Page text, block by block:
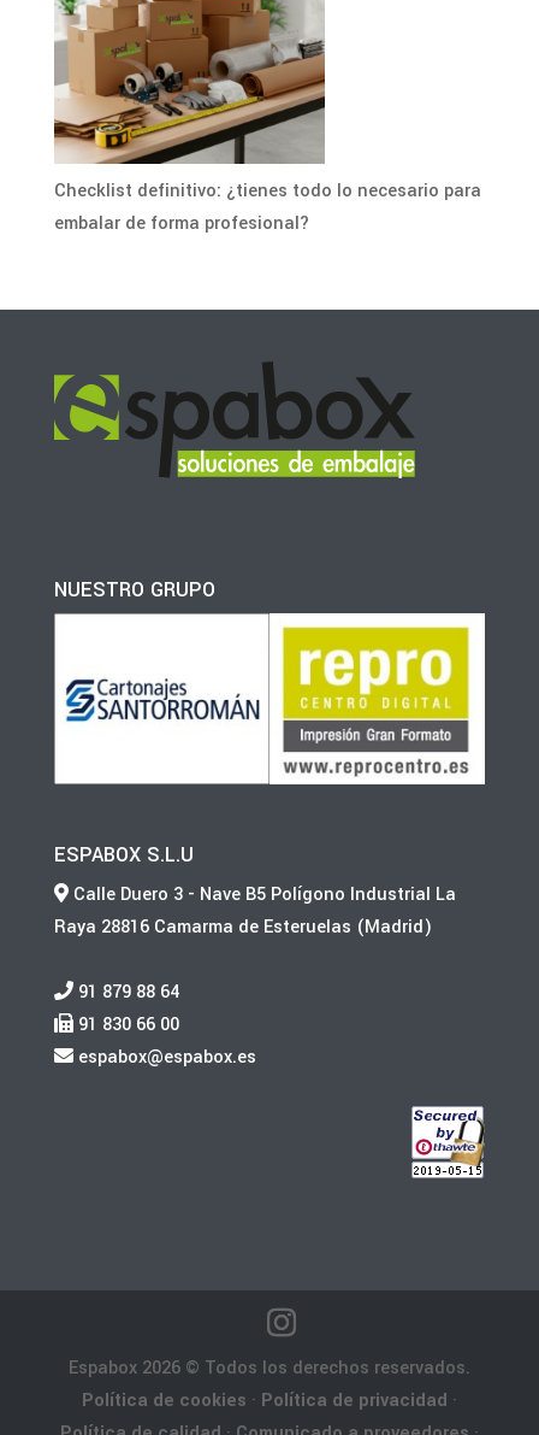
Checklist definitivo: ¿tienes todo lo necesario para
embalar de forma profesional?
NUESTRO GRUPO
ESPABOX S.L.U
Calle Duero 3 - Nave B5 Polígono Industrial La
Raya 28816 Camarma de Esteruelas (Madrid)
91 879 88 64
91 830 66 00
espabox@espabox.es
Espabox 2026 © Todos los derechos reservados.
Política de cookies · Política de privacidad ·